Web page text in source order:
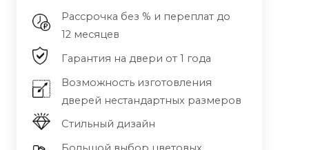
Рассрочка без % и переплат до
12 месяцев
Гарантия на двери от 1 года
Возможность изготовления
дверей нестандартных размеров
Стильный дизайн